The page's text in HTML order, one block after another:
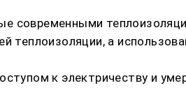
современными
теплоизоляции, а
к электричеству и